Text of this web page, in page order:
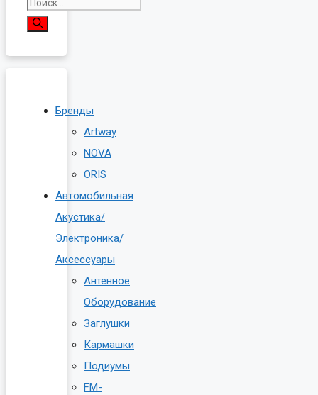
Бренды
Artway
NOVA
ORIS
Автомобильная
Акустика/
Электроника/
Аксессуары
Антенное
Оборудование
Заглушки
Кармашки
Подиумы
FM-